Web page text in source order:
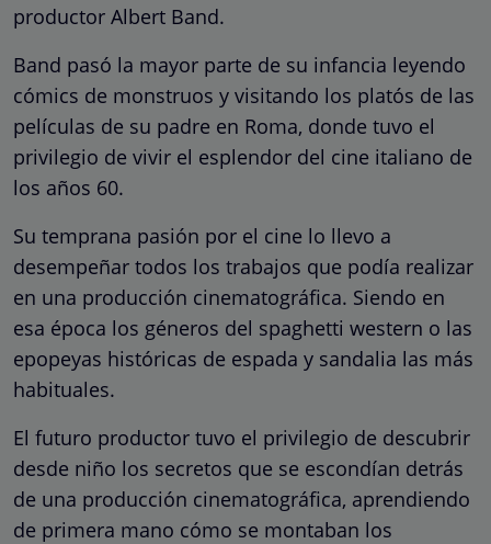
productor Albert Band.
Band pasó la mayor parte de su infancia leyendo
cómics de monstruos y visitando los platós de las
películas de su padre en Roma, donde tuvo el
privilegio de vivir el esplendor del cine italiano de
los años 60.
Su temprana pasión por el cine lo llevo a
desempeñar todos los trabajos que podía realizar
en una producción cinematográfica. Siendo en
esa época los géneros del spaghetti western o las
epopeyas históricas de espada y sandalia las más
habituales.
El futuro productor tuvo el privilegio de descubrir
desde niño los secretos que se escondían detrás
de una producción cinematográfica, aprendiendo
de primera mano cómo se montaban los